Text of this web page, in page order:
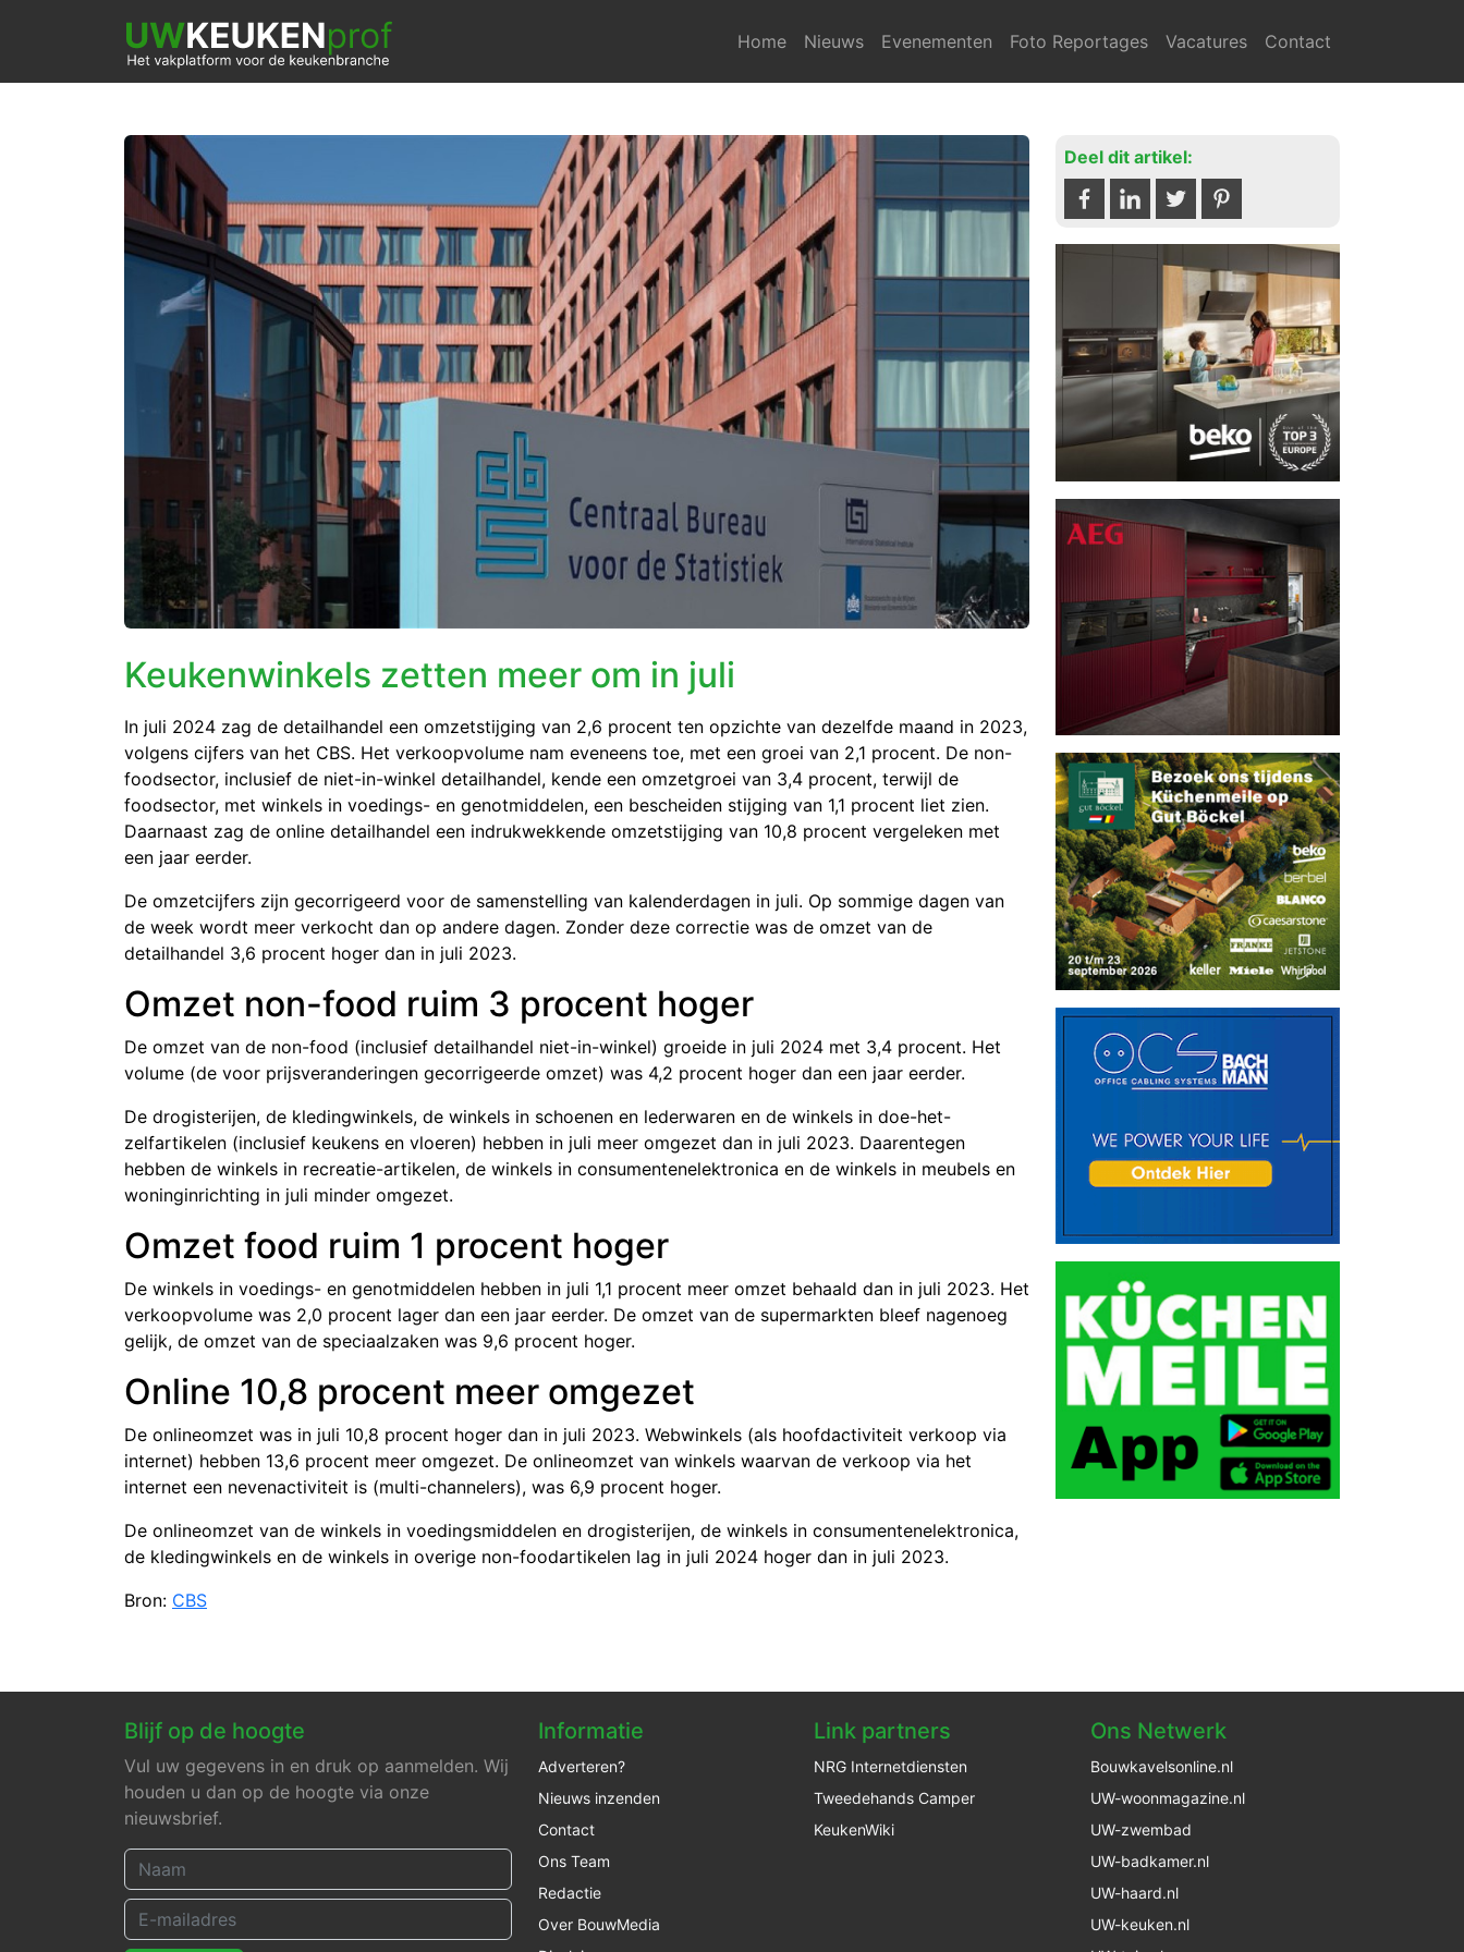
Home Nieuws Evenementen Foto Reportages Vacatures Contact
Keukenwinkels zetten meer om in juli
In juli 2024 zag de detailhandel een omzetstijging van 2,6 procent ten opzichte van dezelfde maand in 2023,
volgens cijfers van het CBS. Het verkoopvolume nam eveneens toe, met een groei van 2,1 procent. De non-
foodsector, inclusief de niet-in-winkel detailhandel, kende een omzetgroei van 3,4 procent, terwijl de
foodsector, met winkels in voedings- en genotmiddelen, een bescheiden stijging van 1,1 procent liet zien.
Daarnaast zag de online detailhandel een indrukwekkende omzetstijging van 10,8 procent vergeleken met
een jaar eerder.
De omzetcijfers zijn gecorrigeerd voor de samenstelling van kalenderdagen in juli. Op sommige dagen van
de week wordt meer verkocht dan op andere dagen. Zonder deze correctie was de omzet van de
detailhandel 3,6 procent hoger dan in juli 2023.
Omzet non-food ruim 3 procent hoger
De omzet van de non-food (inclusief detailhandel niet-in-winkel) groeide in juli 2024 met 3,4 procent. Het
volume (de voor prijsveranderingen gecorrigeerde omzet) was 4,2 procent hoger dan een jaar eerder.
De drogisterijen, de kledingwinkels, de winkels in schoenen en lederwaren en de winkels in doe-het-
zelfartikelen (inclusief keukens en vloeren) hebben in juli meer omgezet dan in juli 2023. Daarentegen
hebben de winkels in recreatie-artikelen, de winkels in consumentenelektronica en de winkels in meubels en
woninginrichting in juli minder omgezet.
Omzet food ruim 1 procent hoger
De winkels in voedings- en genotmiddelen hebben in juli 1,1 procent meer omzet behaald dan in juli 2023. Het
verkoopvolume was 2,0 procent lager dan een jaar eerder. De omzet van de supermarkten bleef nagenoeg
gelijk, de omzet van de speciaalzaken was 9,6 procent hoger.
Online 10,8 procent meer omgezet
De onlineomzet was in juli 10,8 procent hoger dan in juli 2023. Webwinkels (als hoofdactiviteit verkoop via
internet) hebben 13,6 procent meer omgezet. De onlineomzet van winkels waarvan de verkoop via het
internet een nevenactiviteit is (multi-channelers), was 6,9 procent hoger.
De onlineomzet van de winkels in voedingsmiddelen en drogisterijen, de winkels in consumentenelektronica,
de kledingwinkels en de winkels in overige non-foodartikelen lag in juli 2024 hoger dan in juli 2023.
Bron: CBS
Deel dit artikel:
Blijf op de hoogte
Vul uw gegevens in en druk op aanmelden. Wij
houden u dan op de hoogte via onze
nieuwsbrief.
Informatie
Adverteren?
Nieuws inzenden
Contact
Ons Team
Redactie
Over BouwMedia
Link partners
NRG Internetdiensten
Tweedehands Camper
KeukenWiki
Ons Netwerk
Bouwkavelsonline.nl
UW-woonmagazine.nl
UW-zwembad
UW-badkamer.nl
UW-haard.nl
UW-keuken.nl